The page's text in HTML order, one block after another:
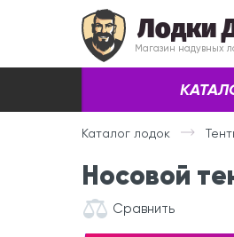
Лодки
Магазин надувных
Каталог лодок
Носовой
Сравнить